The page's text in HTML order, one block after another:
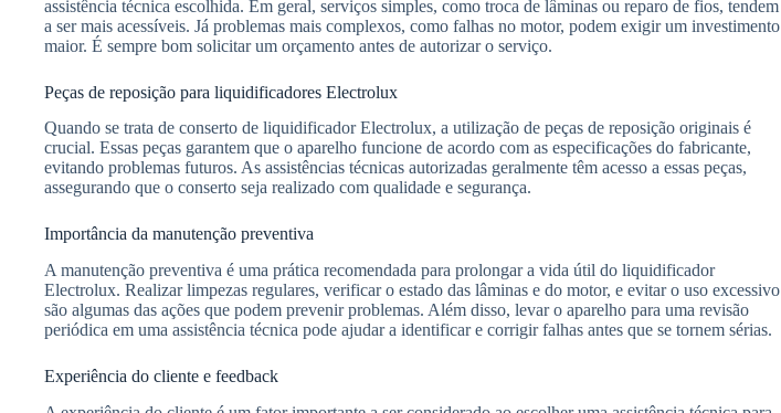
assistência técnica escolhida. Em geral, serviços simples, como troca de lâminas ou reparo de fios, tendem
a ser mais acessíveis. Já problemas mais complexos, como falhas no motor, podem exigir um investimento
maior. É sempre bom solicitar um orçamento antes de autorizar o serviço.
Peças de reposição para liquidificadores Electrolux
Quando se trata de conserto de liquidificador Electrolux, a utilização de peças de reposição originais é
crucial. Essas peças garantem que o aparelho funcione de acordo com as especificações do fabricante,
evitando problemas futuros. As assistências técnicas autorizadas geralmente têm acesso a essas peças,
assegurando que o conserto seja realizado com qualidade e segurança.
Importância da manutenção preventiva
A manutenção preventiva é uma prática recomendada para prolongar a vida útil do liquidificador
Electrolux. Realizar limpezas regulares, verificar o estado das lâminas e do motor, e evitar o uso excessivo
são algumas das ações que podem prevenir problemas. Além disso, levar o aparelho para uma revisão
periódica em uma assistência técnica pode ajudar a identificar e corrigir falhas antes que se tornem sérias.
Experiência do cliente e feedback